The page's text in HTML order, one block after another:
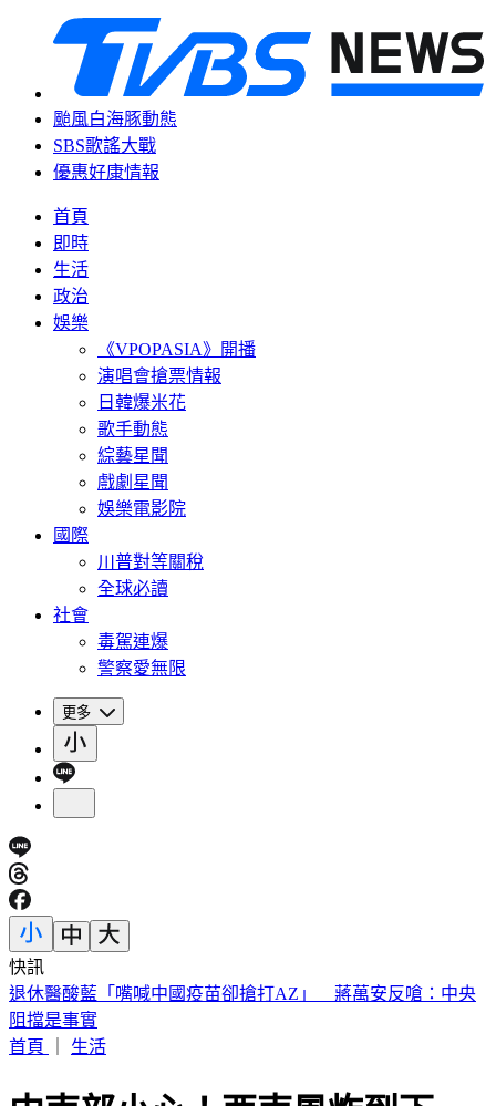
颱風白海豚動態
SBS歌謠大戰
優惠好康情報
首頁
即時
生活
政治
娛樂
《VPOPASIA》開播
演唱會搶票情報
日韓爆米花
歌手動態
綜藝星聞
戲劇星聞
娛樂電影院
國際
川普對等關稅
全球必讀
社會
毒駕連爆
警察愛無限
更多
快訊
恐三颱共舞！颱風「琵鷺」最快今晚生成 最新路徑曝
首頁｜ 生活
中南部小心！西南風炸到下